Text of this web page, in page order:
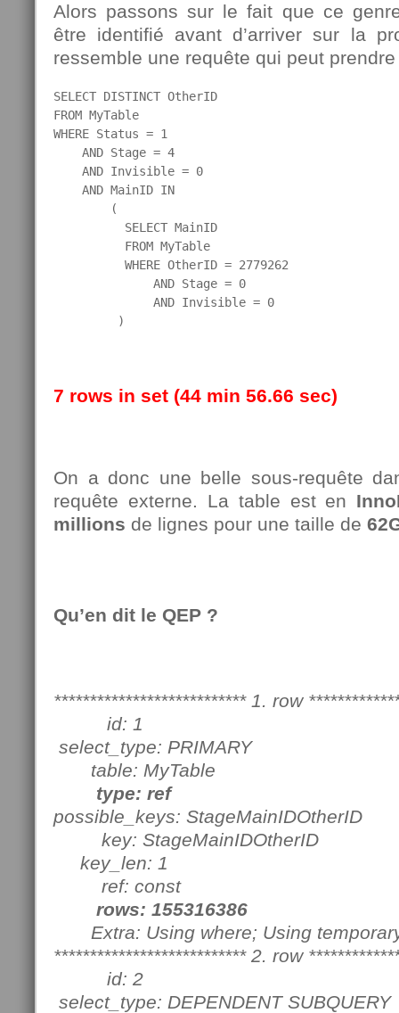
Alors passons sur le fait que ce
être identifié avant d’arriver sur la
ressemble une requête qui peut
SELECT DISTINCT OtherID
FROM MyTable
WHERE Status = 1
    AND Stage = 4
    AND Invisible = 0
    AND MainID IN
        (
          SELECT MainID
          FROM MyTable
          WHERE OtherID = 2779262
              AND Stage = 0
              AND Invisible = 0
         )
7 rows in set (44 min 56.66 sec)
On a donc une belle sous-requête
requête externe. La table est en
millions de lignes pour une taille de
Qu’en dit le QEP ?
*************************** 1. row
id: 1
select_type: PRIMARY
table: MyTable
type: ref
possible_keys: StageMainIDOtherID
key: StageMainIDOtherID
key_len: 1
ref: const
rows: 155316386
Extra: Using where; Using
*************************** 2. row
id: 2
select_type: DEPENDENT SUBQUERY